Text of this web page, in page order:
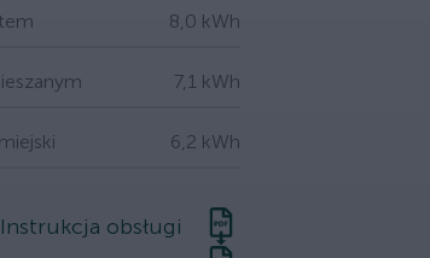
8,0 kWh
7,1 kWh
6,2 kWh
Instrukcja obsługi